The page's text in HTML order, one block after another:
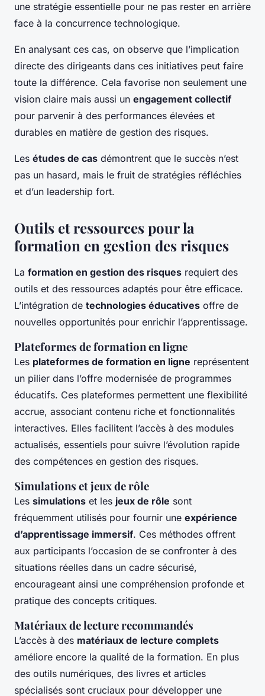
une stratégie essentielle pour ne pas rester en arrière
face à la concurrence technologique.
En analysant ces cas, on observe que l’implication
directe des dirigeants dans ces initiatives peut faire
toute la différence. Cela favorise non seulement une
vision claire mais aussi un engagement collectif
pour parvenir à des performances élevées et
durables en matière de gestion des risques.
Les études de cas démontrent que le succès n’est
pas un hasard, mais le fruit de stratégies réfléchies
et d’un leadership fort.
Outils et ressources pour la
formation en gestion des risques
La formation en gestion des risques requiert des
outils et des ressources adaptés pour être efficace.
L’intégration de technologies éducatives offre de
nouvelles opportunités pour enrichir l’apprentissage.
Plateformes de formation en ligne
Les plateformes de formation en ligne représentent
un pilier dans l’offre modernisée de programmes
éducatifs. Ces plateformes permettent une flexibilité
accrue, associant contenu riche et fonctionnalités
interactives. Elles facilitent l’accès à des modules
actualisés, essentiels pour suivre l’évolution rapide
des compétences en gestion des risques.
Simulations et jeux de rôle
Les simulations et les jeux de rôle sont
fréquemment utilisés pour fournir une expérience
d’apprentissage immersif. Ces méthodes offrent
aux participants l’occasion de se confronter à des
situations réelles dans un cadre sécurisé,
encourageant ainsi une compréhension profonde et
pratique des concepts critiques.
Matériaux de lecture recommandés
L’accès à des matériaux de lecture complets
améliore encore la qualité de la formation. En plus
des outils numériques, des livres et articles
spécialisés sont cruciaux pour développer une